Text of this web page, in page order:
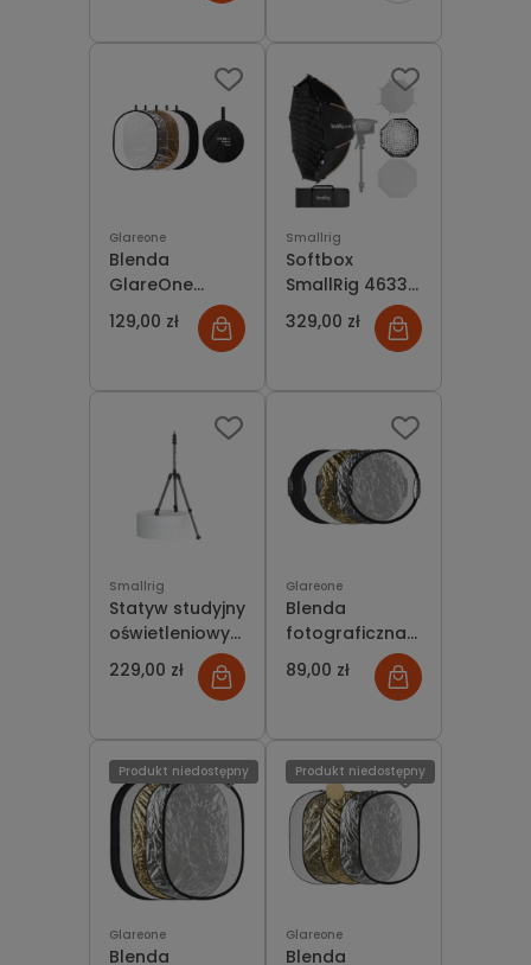
dostępności
Glareone
Blenda
GlareOne
Bounce Board
5w1 92x122 cm
129,00 zł
Smallrig
Softbox
SmallRig 4633
ośmiokątny
oktagonalny
90cm LA-O90
+Grid
329,00 zł
Smallrig
Statyw studyjny
oświetleniowy
SmallRig 5475
RT190
229,00 zł
Glareone
Blenda
fotograficzna
GlareOne 5w1
80cm z
89,00 zł
Glareone
Blenda
Produkt niedostępny
Glareone
Blenda
Produkt niedostępny